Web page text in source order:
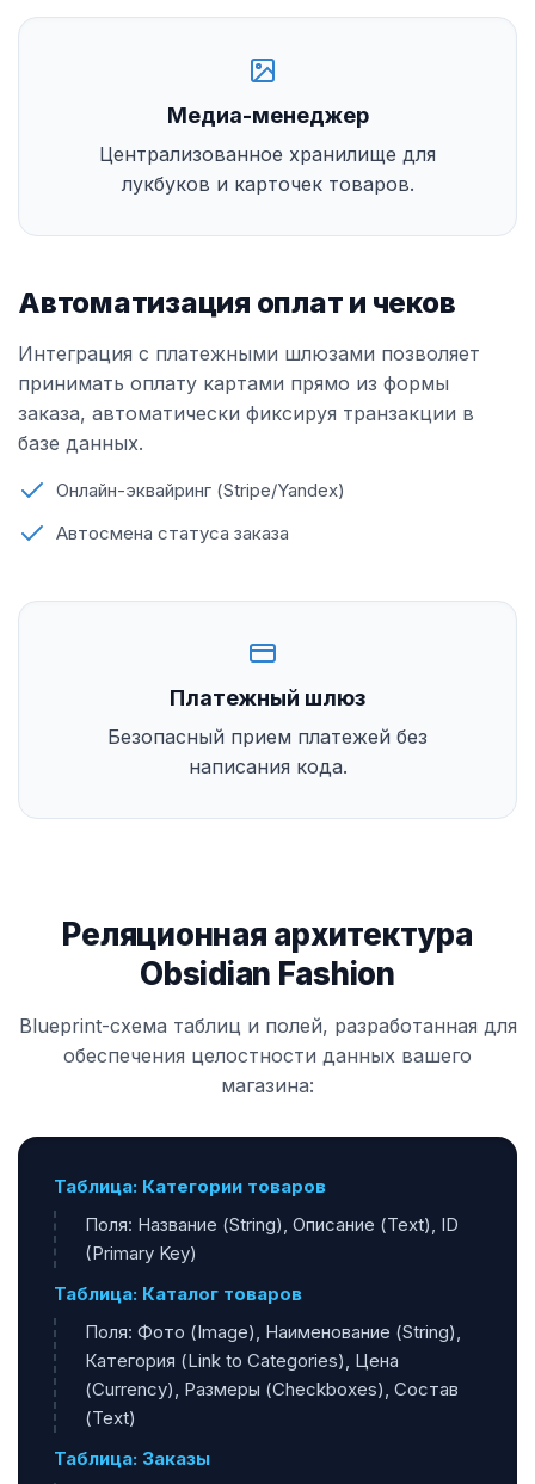
Медиа-менеджер
Централизованное хранилище для
лукбуков и карточек товаров.
Автоматизация оплат и чеков
Интеграция с платежными шлюзами позволяет
принимать оплату картами прямо из формы
заказа, автоматически фиксируя транзакции в
базе данных.
Онлайн-эквайринг (Stripe/Yandex)
Автосмена статуса заказа
Платежный шлюз
Безопасный прием платежей без
написания кода.
Реляционная архитектура
Obsidian Fashion
Blueprint-схема таблиц и полей, разработанная для
обеспечения целостности данных вашего
магазина:
Таблица: Категории товаров
Поля: Название (String), Описание (Text), ID
(Primary Key)
Таблица: Каталог товаров
Поля: Фото (Image), Наименование (String),
Категория (Link to Categories), Цена
(Currency), Размеры (Checkboxes), Состав
(Text)
Таблица: Заказы